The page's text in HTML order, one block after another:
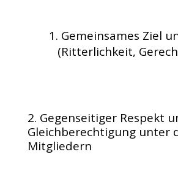
Gemeinsames Ziel
(Ritterlichkeit,
2. Gegenseitiger Respekt
Gleichberechtigung unter
Mitgliedern